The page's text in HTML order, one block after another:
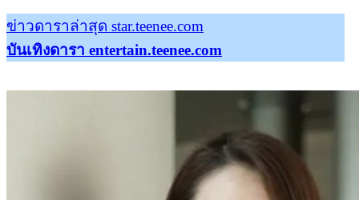
ข่าวดาราล่าสุด star.teenee.com
บันเทิงดารา entertain.teenee.com